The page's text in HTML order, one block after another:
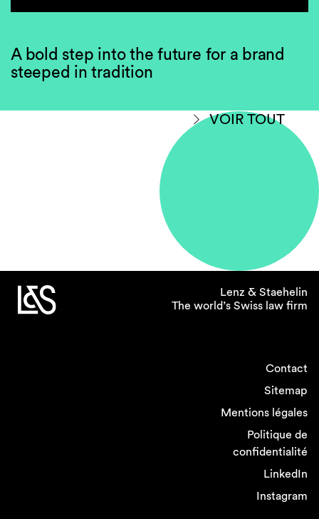
A bold step into the future for a brand
steeped in tradition
VOIR TOUT
Lenz & Staehelin
The world’s Swiss law firm
Contact
Sitemap
Mentions légales
Politique de
confidentialité
LinkedIn
Instagram